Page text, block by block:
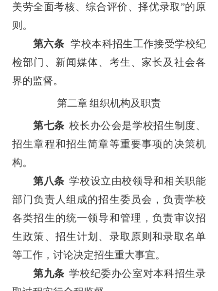
美劳全面考核、综合评价、择优录取”的原
则。
第六条 学校本科招生工作接受学校纪
检部门、新闻媒体、考生、家长及社会各
界的监督。
第二章 组织机构及职责
第七条 校长办公会是学校招生制度、
招生章程和招生简章等重要事项的决策机
构。
第八条 学校设立由校领导和相关职能
部门负责人组成的招生委员会 ，负责学校
各类招生的统一领导和管理，负责审议招
生政策、招生计划、录取原则和录取名单
等工作，讨论决定招生重大事宜。
第九条 学校纪委办公室对本科招生录